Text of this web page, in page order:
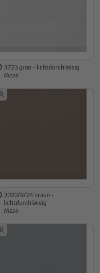
3723 grau - lichtdurchlässig
Nizza
2020/8/24 braun -
lichtdurchlässig
Nizza